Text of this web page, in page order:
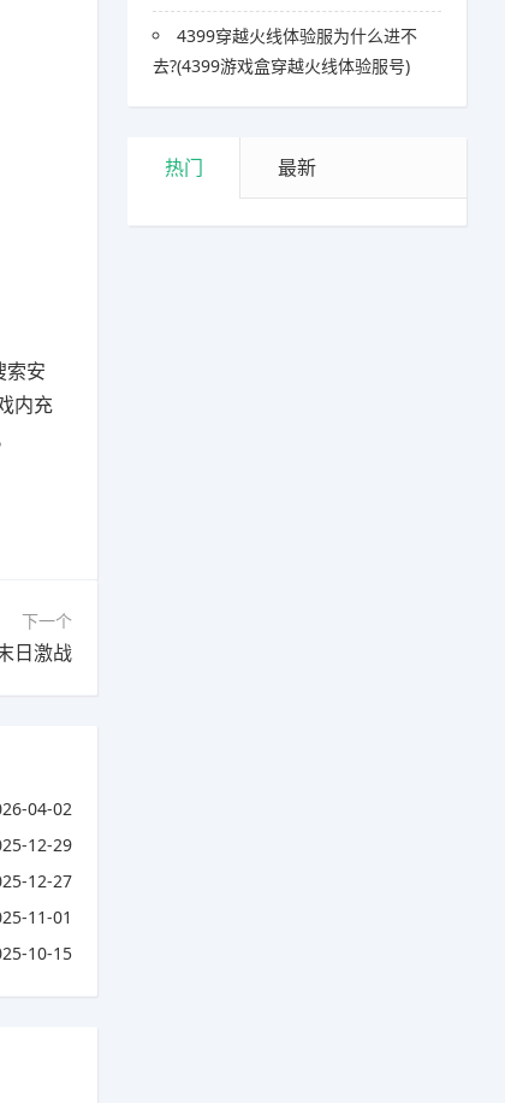
索安
内充
下一个
日激战
04-02
12-29
12-27
11-01
10-15
4399穿越火线体验服为什么进不
去?(4399游戏盒穿越火线体验服号)
热门 最新